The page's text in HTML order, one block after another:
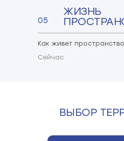
05
Как живет
ЖИЗНЬ
Сейчас
ВЫБОР